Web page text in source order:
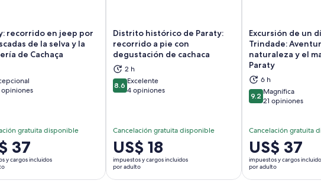
pestaña
recorrido en jeep por
de la selva y la
de Cachaça
10
gratuita disponible
37
y cargos incluidos
Se abrirá en una nueva pestaña
Distrito histórico de Paraty:
recorrido a pie con
degustación de cachaca
2 h
8.68.6 de 10
Excelente
4 opiniones
Cancelación gratuita disponible
El
precio
es
de
US$ 18
impuestos y cargos incluidos
por adulto
Se abrirá en una nueva pestaña
Excursión de un
Trindade:
naturaleza y el
Paraty
6 h
9.29.2 de 10
Magnífica
21 opiniones
Cancelación gratuita
El
precio
es
de
US$ 37
impuestos y cargos
por adulto